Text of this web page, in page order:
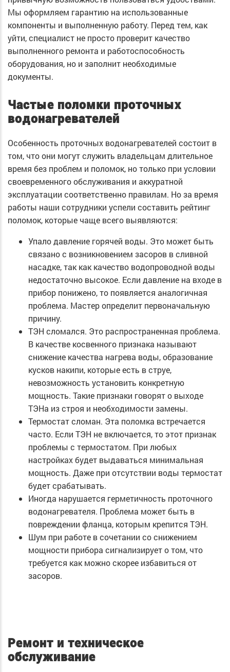
Мы оформляем гарантию на использованные
компоненты и выполненную работу. Перед тем, как
уйти, специалист не просто проверит качество
выполненного ремонта и работоспособность
оборудования, но и заполнит необходимые
документы.
Частые поломки проточных
водонагревателей
Особенность проточных водонагревателей состоит в
том, что они могут служить владельцам длительное
время без проблем и поломок, но только при условии
своевременного обслуживания и аккуратной
эксплуатации соответственно правилам. Но за время
работы наши сотрудники успели составить рейтинг
поломок, которые чаще всего выявляются:
Упало давление горячей воды. Это может быть
связано с возникновением засоров в сливной
насадке, так как качество водопроводной воды
недостаточно высокое. Если давление на входе в
прибор понижено, то появляется аналогичная
проблема. Мастер определит первоначальную
причину.
ТЭН сломался. Это распространенная проблема.
В качестве косвенного признака называют
снижение качества нагрева воды, образование
кусков накипи, которые есть в струе,
невозможность установить конкретную
мощность. Такие признаки говорят о выходе
ТЭНа из строя и необходимости замены.
Термостат сломан. Эта поломка встречается
часто. Если ТЭН не включается, то этот признак
проблемы с термостатом. При любых
настройках будет выдаваться минимальная
мощность. Даже при отсутствии воды термостат
будет срабатывать.
Иногда нарушается герметичность проточного
водонагревателя. Проблема может быть в
повреждении фланца, которым крепится ТЭН.
Шум при работе в сочетании со снижением
мощности прибора сигнализирует о том, что
требуется как можно скорее избавиться от
засоров.
Ремонт и техническое
обслуживание